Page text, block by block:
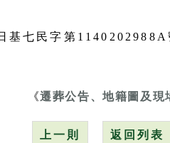
基七民字第1140202988A
《遷葬公告、地籍圖及現
上一則 返回列表